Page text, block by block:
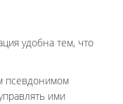
удобна тем, что
псевдонимом
ими